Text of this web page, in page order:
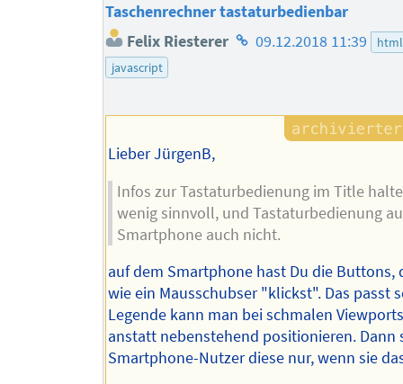
Taschenrechner tastaturbedienbar
Felix Riesterer Homepage
09.12.2018 11:39
html
javascript
Lieber JürgenB,
Infos zur Tastaturbedienung im Title
wenig sinnvoll, und Tastaturbedienung
Smartphone auch nicht.
auf dem Smartphone hast Du die Buttons,
wie ein Mausschubser "klickst". Das passt
Legende kann man bei schmalen
anstatt nebenstehend positionieren. Dann
Smartphone-Nutzer diese nur, wenn sie